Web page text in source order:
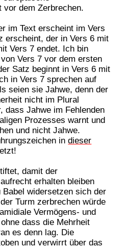
vor dem Zerbrechen.
im Text erscheint im Vers
erscheint, der in Vers 6 mit
Vers 7 endet. Ich bin
Vers 7 vor dem ersten
Satz beginnt in Vers 6 mit
in Vers 7 sprechen auf
seien sie Jahwe, denn der
nicht im Plural
dass Jahwe im Fehlenden
Prozesses warnt und
und nicht Jahwe.
indieser
damit der
erhalten bleiben
widersetzen sich der
Turm zerbrechen würde
Vermögens- und
dass die Mehrheit
es denn lag. Die
und verwirrt über das